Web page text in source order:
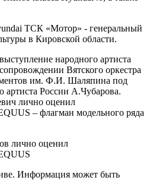
Вятского оркестра
им. Ф.И. Шаляпина под
артиста России А.Чубарова.
лично оценил
– флагман модельного ряда